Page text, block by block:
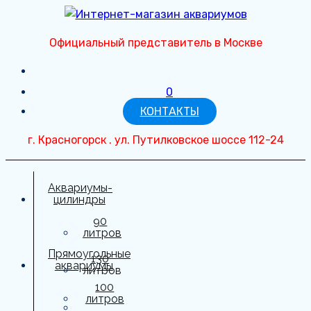
содержимомуОфициальный представитель в Москве
0
КОНТАКТЫ
г. Красногорск . ул. Путилковское шоссе 112-24
Аквариумы-
цилиндры
90
литров
130
литров
150
литров
Прямоугольные
аквариумы
100
литров